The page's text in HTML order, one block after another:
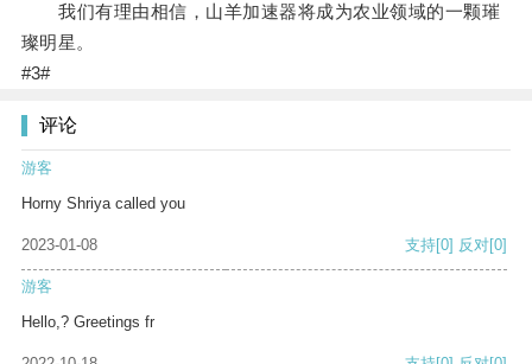
我们有理由相信，山羊加速器将成为农业领域的一颗璀
璨明星。
#3#
评论
游客
Horny Shriya called you
2023-01-08 支持[0] 反对[0]
游客
Hello,? Greetings fr